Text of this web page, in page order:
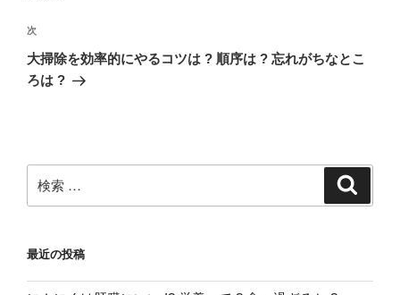
ゲ
ー
シ
稿
次
の
投
次
大掃除を効率的にやるコツは ? 順序は ? 忘れがちなとこ
ろは ?
検
索:
最近の投稿